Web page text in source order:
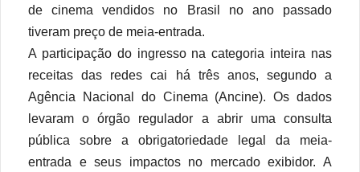
de cinema vendidos no Brasil no ano passado
tiveram preço de meia-entrada.
A participação do ingresso na categoria inteira nas
receitas das redes cai há três anos, segundo a
Agência Nacional do Cinema (Ancine). Os dados
levaram o órgão regulador a abrir uma consulta
pública sobre a obrigatoriedade legal da meia-
entrada e seus impactos no mercado exibidor. A